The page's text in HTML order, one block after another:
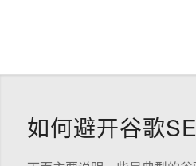
如何避开谷歌